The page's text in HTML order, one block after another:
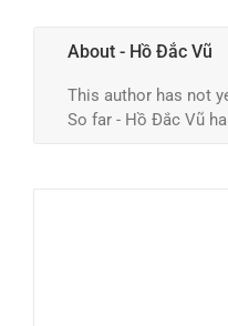
About - Hồ Đắc Vũ
This author has not
So far - Hồ Đắc Vũ